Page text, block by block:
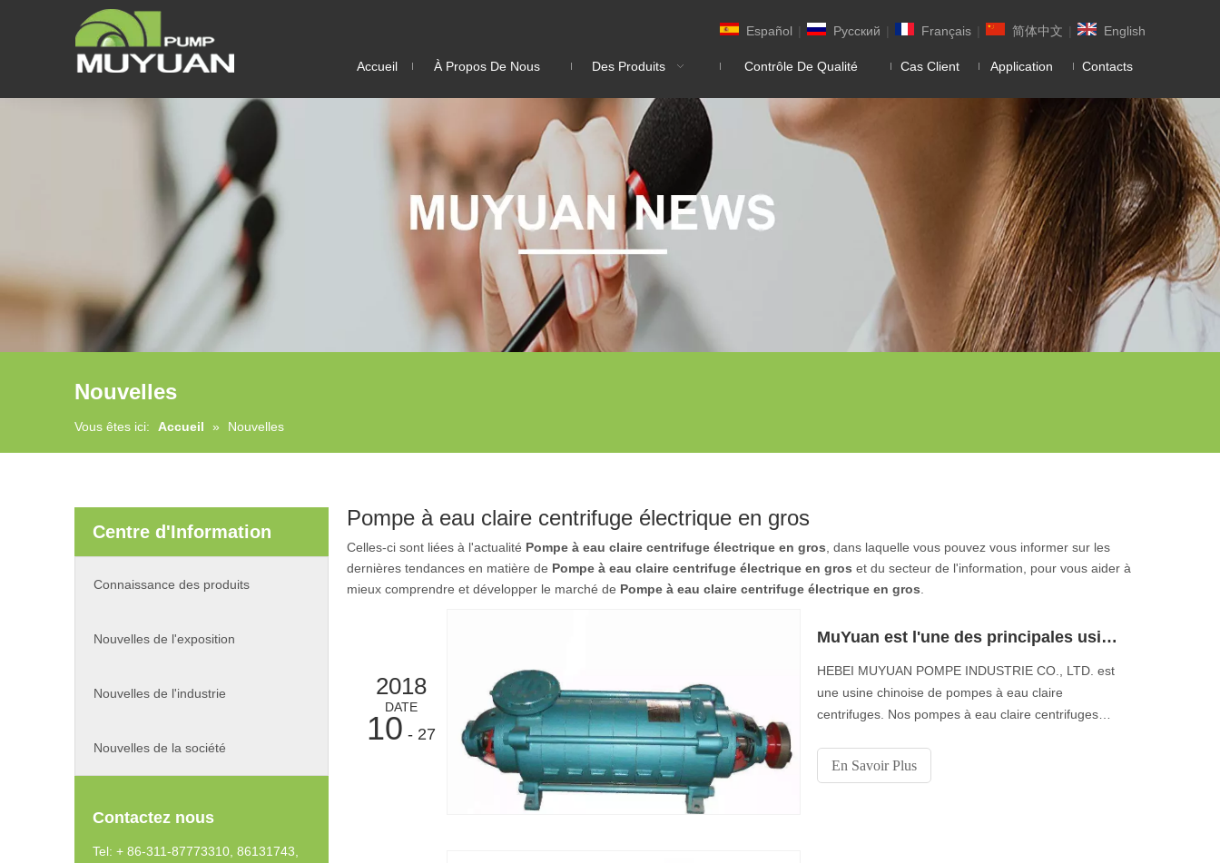
Español | Pусский | Français | 简体中文 | English
Accueil À Propos De Nous Des Produits Contrôle De Qualité Cas Client Application Contacts
Nouvelles
Vous êtes ici: Accueil » Nouvelles
Centre d'Information
Connaissance des produits
Nouvelles de l'exposition
Nouvelles de l'industrie
Nouvelles de la société
Contactez nous
Tel: + 86-311-87773310, 86131743,
Pompe à eau claire centrifuge électrique en gros
Celles-ci sont liées à l'actualité Pompe à eau claire centrifuge électrique en gros , dans laquelle vous pouvez vous informer sur les
dernières tendances en matière de Pompe à eau claire centrifuge électrique en gros et du secteur de l'information, pour vous aider à
mieux comprendre et développer le marché de Pompe à eau claire centrifuge électrique en gros
2018
DATE
10 - 27
MuYuan est l'une des principales usines de pompes à eau limpide de Chine
HEBEI MUYUAN POMPE INDUSTRIE CO., LTD. est
une usine chinoise de pompes à eau claire
centrifuges. Nos pompes à eau claire centrifuges
eau pour le pompage d’eaux propres ou traitées,
telles que l’eau potable, les eaux de surface (rivières,
En Savoir Plus